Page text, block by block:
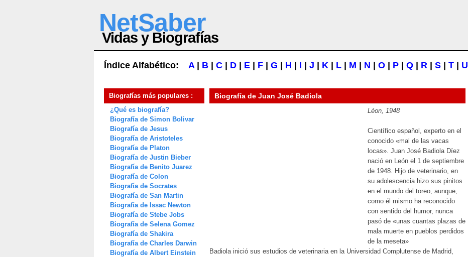
NetSaber
Vidas y Biografías
Índice Alfabético: A| B C D E F G H I J K L M N O P Q R S T U
Biografías más populares :
¿Qué es biografía?
Biografía de Simon Bolivar
Biografía de Jesus
Biografía de Aristoteles
Biografía de Platon
Biografía de Justin Bieber
Biografía de Benito Juarez
Biografía de Colon
Biografía de Socrates
Biografía de San Martin
Biografía de Issac Newton
Biografía de Stebe Jobs
Biografía de Selena Gomez
Biografía de Shakira
Biografía de Charles Darwin
Biografía de Albert Einstein
Biografía de Juan José Badiola
Léon, 1948
Científico español, experto en el
conocido «mal de las vacas
locas». Juan José Badiola Díez
nació en León el 1 de septiembre
de 1948. Hijo de veterinario, en
su adolescencia hizo sus pinitos
en el mundo del toreo, aunque,
como él mismo ha reconocido
con sentido del humor, nunca
pasó de «unas cuantas plazas de
mala muerte en pueblos perdidos
de la meseta»
Badiola inició sus estudios de veterinaria en la Universidad Complutense de Madrid,